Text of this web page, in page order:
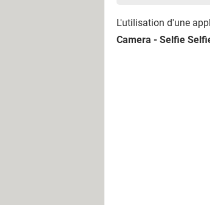
L'utilisation d'une
Camera - Selfie